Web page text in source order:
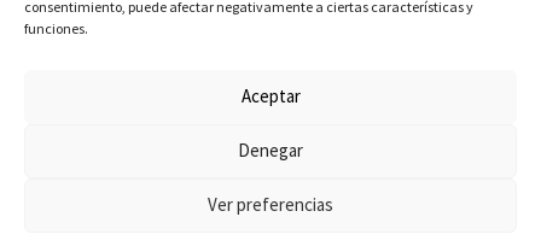
consentimiento, puede afectar negativamente a ciertas características y
funciones.
Aceptar
Denegar
Ver preferencias
crecimiento muy importante debido al desarrollo de la
instituciones educativas como las que conforman la Red